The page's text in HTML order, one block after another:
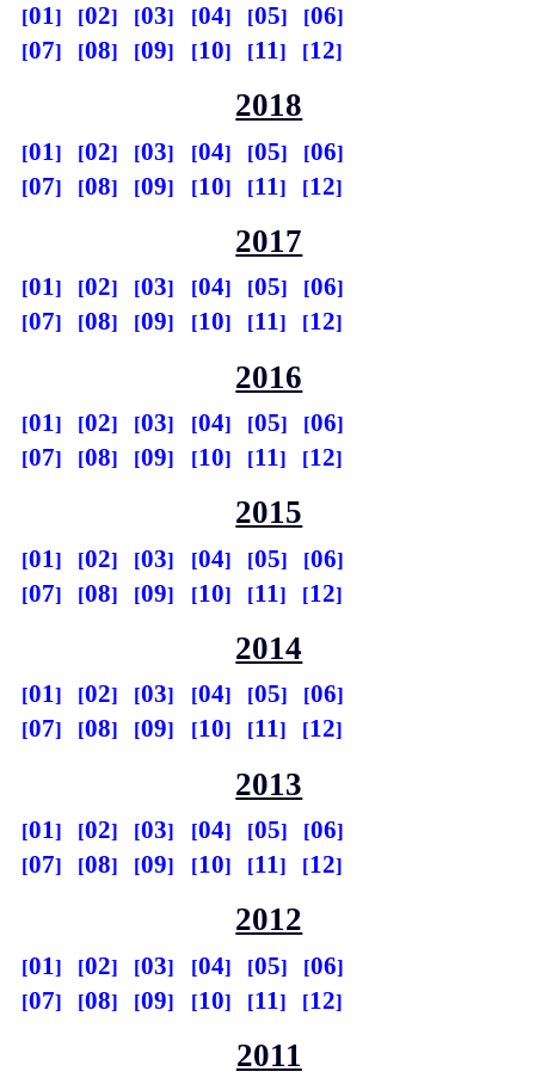
01 02 03 04 05
06
07
08 09 10 11 12
2018
01 02 03 04 05
06
07
08 09 10 11 12
2017
01 02 03 04 05
06
07
08 09 10 11 12
2016
01 02 03 04 05
06
07
08 09 10 11 12
2015
01 02 03 04 05
06
07
08 09 10 11 12
2014
01 02 03 04 05
06
07
08 09 10 11 12
2013
01 02 03 04 05
06
07
08 09 10 11 12
2012
01 02 03 04 05
06
07
08 09 10 11 12
2011